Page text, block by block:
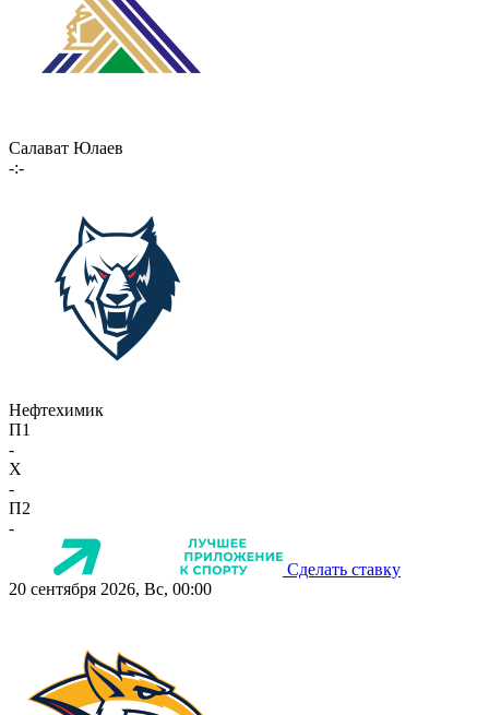
Салават Юлаев
-:-
Нефтехимик
П1
-
X
-
П2
-
Сделать ставку
20 сентября 2026, Вс, 00:00